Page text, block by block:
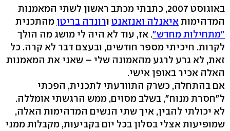
באוגוסט 2007, כתבתי מכתב ראשון לשתי המאמנות
המדהימותאיאנלה ואנזאנט ורונדה בריטן מהתכנית
"מתחילות מחדש". אז, עוד לא היה לי מושג מה הולך
לקרות. חיכיתי מספר חודשים, ובעצם דבר לא קרה. כל
זאת, לא גרע לרגע מהאמונה שלי – שאני את המאמנות
האלה אכיר באופן אישי.
אם בהתחלה, כשרק התוודעתי לתכנית, הפכתי
ל"חסרת מנוח", בשלב מסוים, ממש הרגשתי אומללה.
לא יכולתי להבין, איך שתי הנשים המדהימות האלה,
שמופיעות אצלי בסלון בכל יום בקביעות, מקבלות ממני